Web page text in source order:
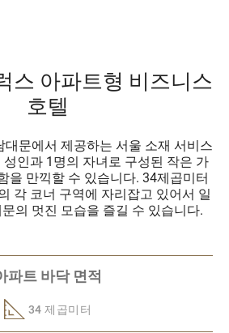
스 아파트형 비즈니스
호텔
대문에서 제공하는 서울 소재 서비스
인과 1명의 자녀로 구성된 작은 가
을 만끽할 수 있습니다. 34제곱미터
각 코너 구역에 자리잡고 있어서 일
의 멋진 모습을 즐길 수 있습니다.
파트 바닥 면적
34 제곱미터